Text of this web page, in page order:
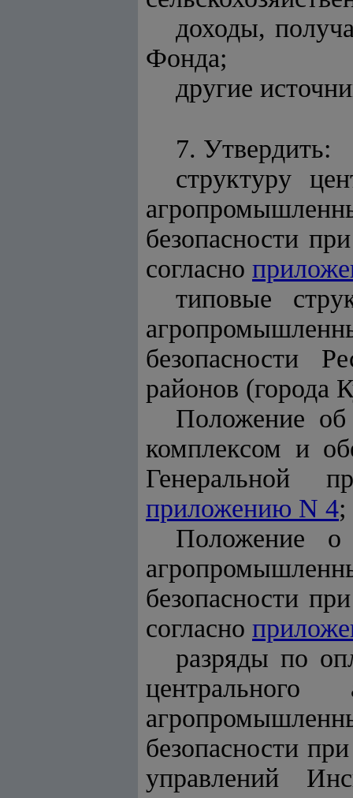
доходы,
Фонда;
другие
7. Утвердить:
структуру
безопасности
согласно
типовые
безопасности
районов (города
Положение
комплексом и
Генеральной
приложению N 4;
Положение
безопасности
согласно
разряды по
безопасности
управлений